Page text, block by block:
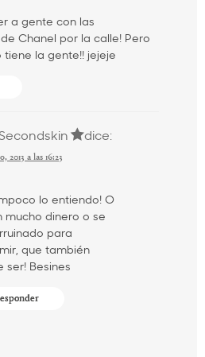
a gente con las
Chanel por la calle! Pero
la gente!! jejeje
dice:
2013 a las 16:23
lo entiendo! O
mucho dinero o se
para
que también
ser! Besines